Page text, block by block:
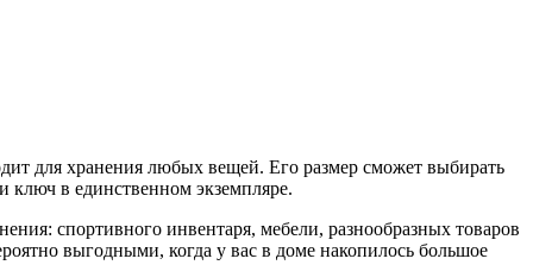
для хранения любых вещей. Его размер сможет выбирать
ключ в единственном экземпляре.
спортивного инвентаря, мебели, разнообразных товаров
выгодными, когда у вас в доме накопилось большое